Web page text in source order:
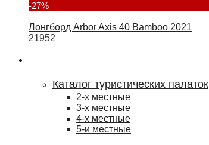
-27%
Лонгборд Arbor Axis 40 Bamboo 2021
21952
Каталог туристических палаток
2-х местные
3-х местные
4-х местные
5-и местные